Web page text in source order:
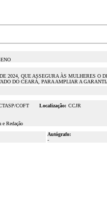
2024, QUE ASSEGURA ÀS MULHERES
DO CEARÁ, PARA AMPLIAR A
COFT Localização: CCJR
Redação
Autógrafo:
-